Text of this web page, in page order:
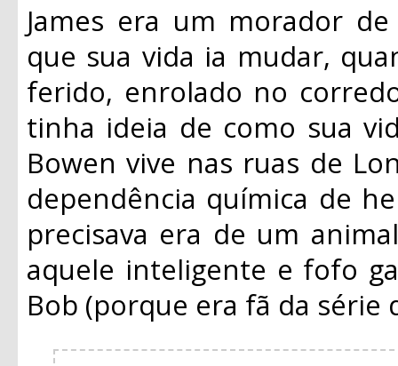
James era um morador
que sua vida ia mudar,
ferido, enrolado no
tinha ideia de como sua
Bowen vive nas ruas de
dependência química de
precisava era de um
aquele inteligente e fofo
Bob (porque era fã da série